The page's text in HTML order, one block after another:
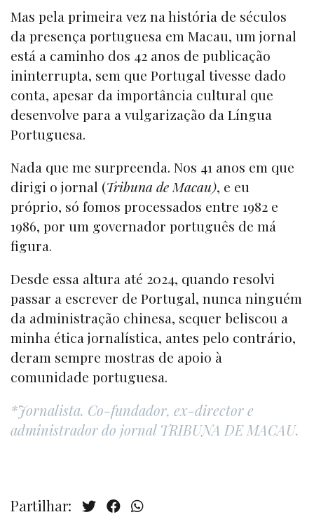
Mas pela primeira vez na história de séculos
da presença portuguesa em Macau, um jornal
está a caminho dos 42 anos de publicação
ininterrupta, sem que Portugal tivesse dado
conta, apesar da importância cultural que
desenvolve para a vulgarização da Língua
Portuguesa.
Nada que me surpreenda. Nos 41 anos em que
dirigi o jornal (Tribuna de Macau), e eu
próprio, só fomos processados entre 1982 e
1986, por um governador português de má
figura.
Desde essa altura até 2024, quando resolvi
passar a escrever de Portugal, nunca ninguém
da administração chinesa, sequer beliscou a
minha ética jornalística, antes pelo contrário,
deram sempre mostras de apoio à
comunidade portuguesa.
*Jornalista. Co-fundador, ex-director e
administrador do jornal TRIBUNA DE MACAU.
Partilhar: